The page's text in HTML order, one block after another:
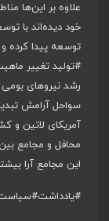
علاوه بر این‌ها
خود دیده‌اند با
توسعه پیدا کرده
#تولید تغییر
رشد نیروهای
سواحل آرامش
آمریکای لاتین و
محافل و مجامع
این مجامع آرا
#یادداشت